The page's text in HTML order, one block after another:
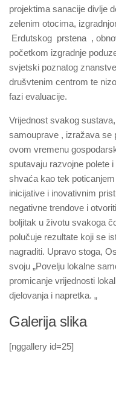
projektima sanacije divlje
zelenim otocima,
Erdutskog prstena ,
početkom izgradnje
svjetski poznatog
drušvtenim centrom te
fazi evaluacije.
Vrijednost svakog
samouprave , izražava se
ovom vremenu
sputavaju razvojne polete
shvaća kao tek
inicijative i inovativnim
negativne trendove i
boljitak u životu svakoga
polučuje rezultate koji se
nagraditi. Upravo stoga,
svoju „Povelju lokalne
promicanje vrijednosti
djelovanja i napretka. „
Galerija slika
[nggallery id=25]